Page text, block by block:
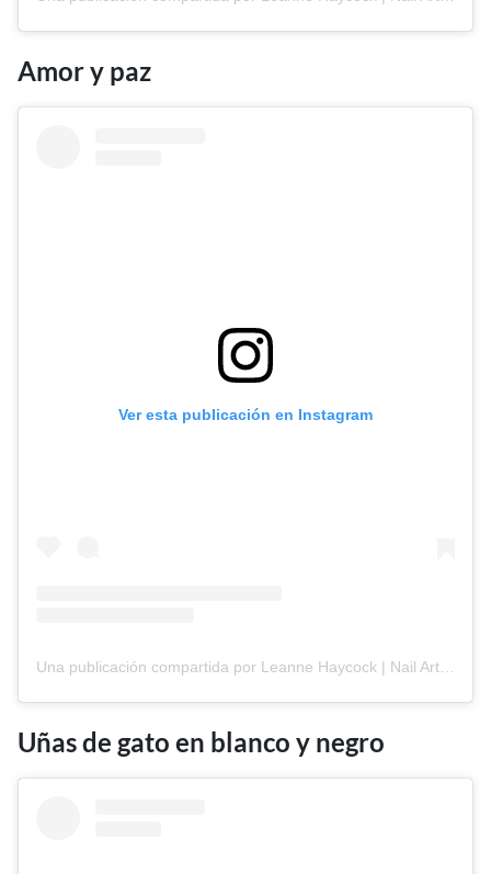
Amor y paz
Ver esta publicación en Instagram
Uñas de gato en blanco y negro